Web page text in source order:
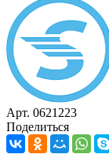
Арт. 0621223
Поделиться